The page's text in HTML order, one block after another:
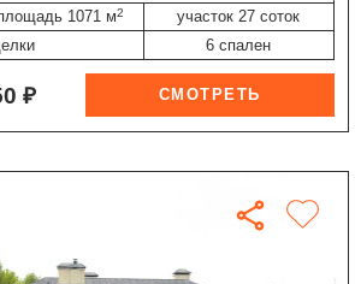
1071 м2
участок 27 соток
6 спален
₽